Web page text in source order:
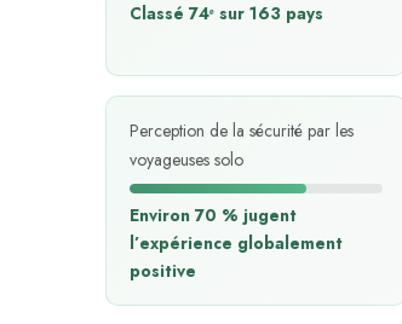
Classé 74ᵉ sur 163 pays
Perception de la sécurité par les
voyageuses solo
Environ 70 % jugent
l’expérience globalement
positive